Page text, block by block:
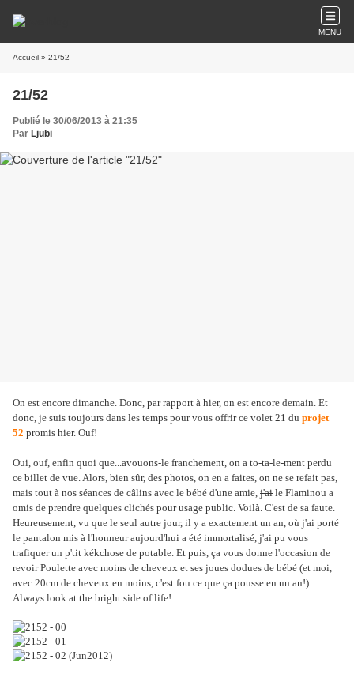
MENU
Accueil » 21/52
21/52
Publié le 30/06/2013 à 21:35
Par Ljubi
On est encore dimanche. Donc, par rapport à hier, on est encore demain. Et
donc, je suis toujours dans les temps pour vous offrir ce volet 21 du projet
52 promis hier. Ouf!
Oui, ouf, enfin quoi que...avouons-le franchement, on a to-ta-le-ment perdu
ce billet de vue. Alors, bien sûr, des photos, on en a faites, on ne se refait pas,
mais tout à nos séances de câlins avec le bébé d'une amie, j'ai le Flaminou a
omis de prendre quelques clichés pour usage public. Voilà. C'est de sa faute.
Heureusement, vu que le seul autre jour, il y a exactement un an, où j'ai porté
le pantalon mis à l'honneur aujourd'hui a été immortalisé, j'ai pu vous
trafiquer un p'tit kékchose de potable. Et puis, ça vous donne l'occasion de
revoir Poulette avec moins de cheveux et ses joues dodues de bébé (et moi,
avec 20cm de cheveux en moins, c'est fou ce que ça pousse en un an!).
Always look at the bright side of life!